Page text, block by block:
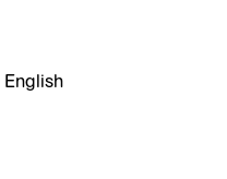
English